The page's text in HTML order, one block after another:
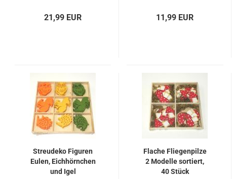
21,99 EUR 11,99 EUR
Streudeko Figuren
Eulen, Eichhörnchen
und Igel
Flache Fliegenpilze
2 Modelle sortiert,
40 Stück